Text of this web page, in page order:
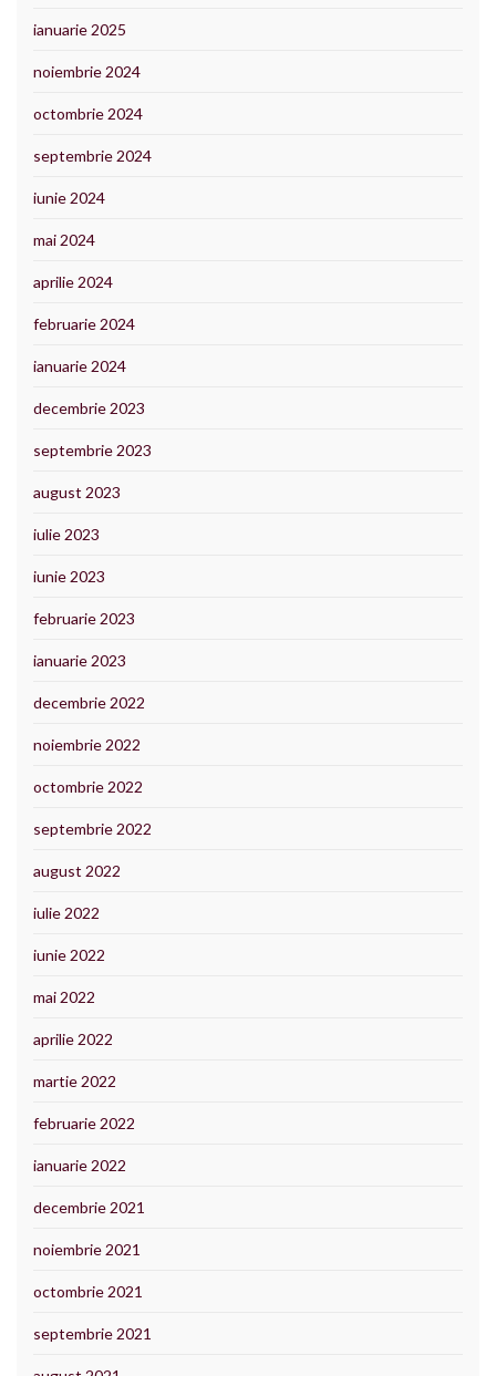
ianuarie 2025
noiembrie 2024
octombrie 2024
septembrie 2024
iunie 2024
mai 2024
aprilie 2024
februarie 2024
ianuarie 2024
decembrie 2023
septembrie 2023
august 2023
iulie 2023
iunie 2023
februarie 2023
ianuarie 2023
decembrie 2022
noiembrie 2022
octombrie 2022
septembrie 2022
august 2022
iulie 2022
iunie 2022
mai 2022
aprilie 2022
martie 2022
februarie 2022
ianuarie 2022
decembrie 2021
noiembrie 2021
octombrie 2021
septembrie 2021